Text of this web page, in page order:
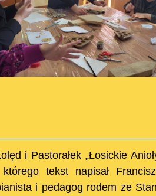
i Pastorałek „Łosickie
tekst napisał
i pedagog rodem ze